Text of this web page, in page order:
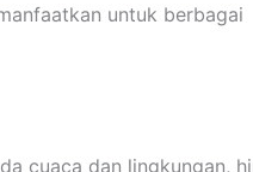
untuk berbagai
cuaca dan lingkungan,